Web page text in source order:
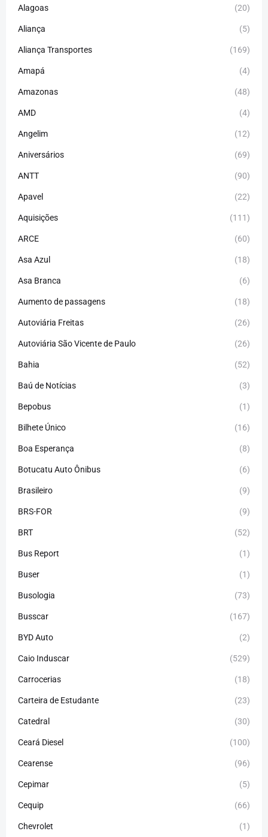
Alagoas (20)
Aliança (5)
Aliança Transportes (169)
Amapá (4)
Amazonas (48)
AMD (4)
Angelim (12)
Aniversários (69)
ANTT (90)
Apavel (22)
Aquisições (111)
ARCE (60)
Asa Azul (18)
Asa Branca (6)
Aumento de passagens (18)
Autoviária Freitas (26)
Autoviária São Vicente de Paulo (26)
Bahia (52)
Baú de Notícias (3)
Bepobus (1)
Bilhete Único (16)
Boa Esperança (8)
Botucatu Auto Ônibus (6)
Brasileiro (9)
BRS-FOR (9)
BRT (52)
Bus Report (1)
Buser (1)
Busologia (73)
Busscar (167)
BYD Auto (2)
Caio Induscar (529)
Carrocerias (18)
Carteira de Estudante (23)
Catedral (30)
Ceará Diesel (100)
Cearense (96)
Cepimar (5)
Cequip (66)
Chevrolet (1)